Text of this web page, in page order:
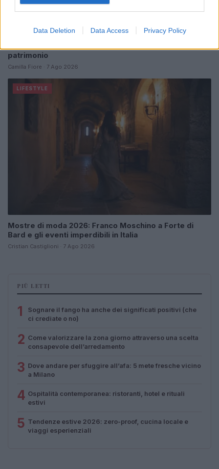
Data Deletion Data Access Privacy Policy
patrimonio
Camilla Fiore · 7 Ago 2026
LIFESTYLE
Mostre di moda 2026: Franco Moschino a Forte di
Bard e gli eventi imperdibili in Italia
Cristian Castiglioni · 7 Ago 2026
PIÙ LETTI
1
Sognare il fango ha anche dei significati positivi (che
ci crediate o no)
2 Come valorizzare la zona giorno attraverso una scelta
consapevole dell’arredamento
3 Dove andare per sfuggire all’afa: 5 mete fresche vicino
a Milano
4 Ospitalità contemporanea: ristoranti, hotel e rituali
estivi
5 Tendenze estive 2026: zero-proof, cucina locale e
viaggi esperienziali